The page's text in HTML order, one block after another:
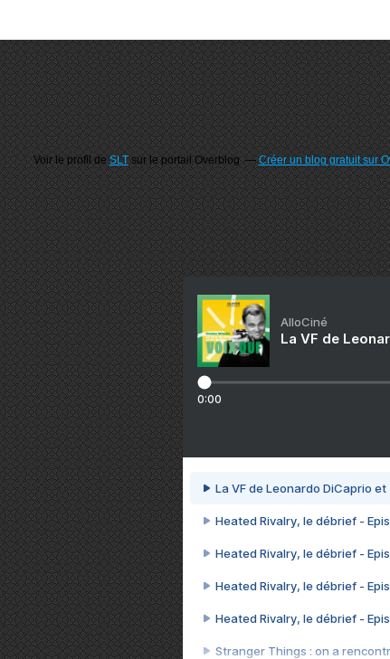
Voir le profil deSLTsur le portail Overblog Créer un blog gratuit sur
AlloCiné
La VF de
0:00
La VF de Leonardo DiCaprio
Heated Rivalry, le débrief -
Heated Rivalry, le débrief -
Heated Rivalry, le débrief -
Heated Rivalry, le débrief -
Stranger Things : on a